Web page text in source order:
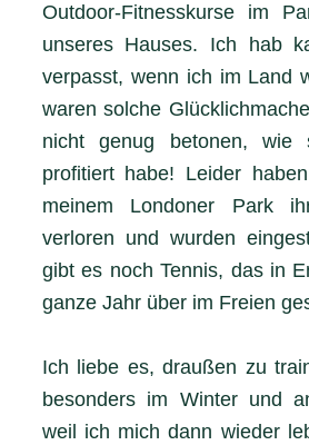
Outdoor-Fitnesskurse im
unseres Hauses. Ich hab
verpasst, wenn ich im Land
waren solche
nicht genug betonen, wie
profitiert habe! Leider
meinem Londoner Park
verloren und wurden
gibt es noch Tennis, das in
ganze Jahr über im Freien
Ich liebe es, draußen zu
besonders im Winter und
weil ich mich dann wieder